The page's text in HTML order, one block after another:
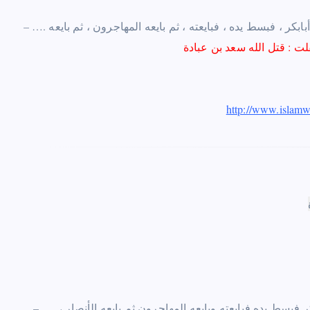
، فبسط يده ، فبايعته ، ثم بايعه المهاجرون ، ثم بايعه
http://